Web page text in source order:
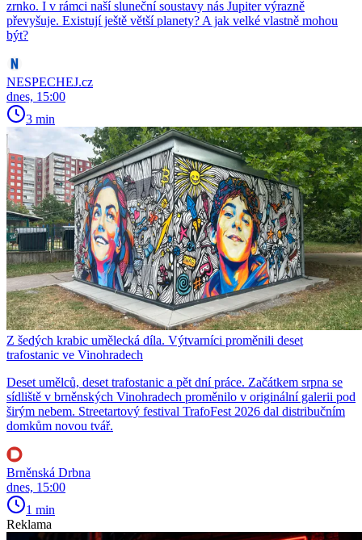
zrnko. I v rámci naší sluneční soustavy nás Jupiter výrazně
převyšuje. Existují ještě větší planety? A jak velké vlastně mohou
být?
NESPECHEJ.cz
dnes, 15:00
3 min
Z šedých krabic umělecká díla. Výtvarníci proměnili deset
trafostanic ve Vinohradech
Deset umělců, deset trafostanic a pět dní práce. Začátkem srpna se
sídliště v brněnských Vinohradech proměnilo v originální galerii pod
širým nebem. Streetartový festival TrafoFest 2026 dal distribučním
domkům novou tvář.
Brněnská Drbna
dnes, 15:00
1 min
Reklama